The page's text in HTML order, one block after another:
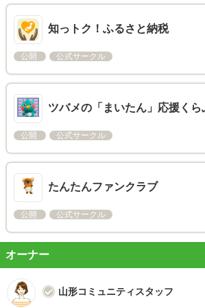
知っトク！ふるさと納税
公開 公式サークル
ツバメの「まいたん」応援くら
公開 公式サークル
たんたんファンクラブ
公開 公式サークル
オーナー
山形コミュニティスタッフ